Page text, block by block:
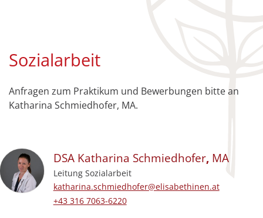
Sozialarbeit
Anfragen zum Praktikum und Bewerbungen bitte an
Katharina Schmiedhofer, MA.
DSA Katharina Schmiedhofer, MA
Leitung Sozialarbeit
E-Mail-Adresse:
katharina.schmiedhofer@elisabethinen.at
Festnetz beruflich:
+43 316 7063-6220